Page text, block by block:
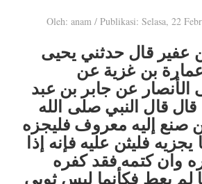
Oleh: anam / Publikasi: Selasa, 22
عفير قال حدثني يحيى
بن غزية عن
عن جابر بن عبد
قال قال النبي صلى الله
صنع إليه معروف فليجزه
فليثن عليه فإنه إذا
وان كتمه فقد كفره
لم يعط فكأنما لبس ثوبى